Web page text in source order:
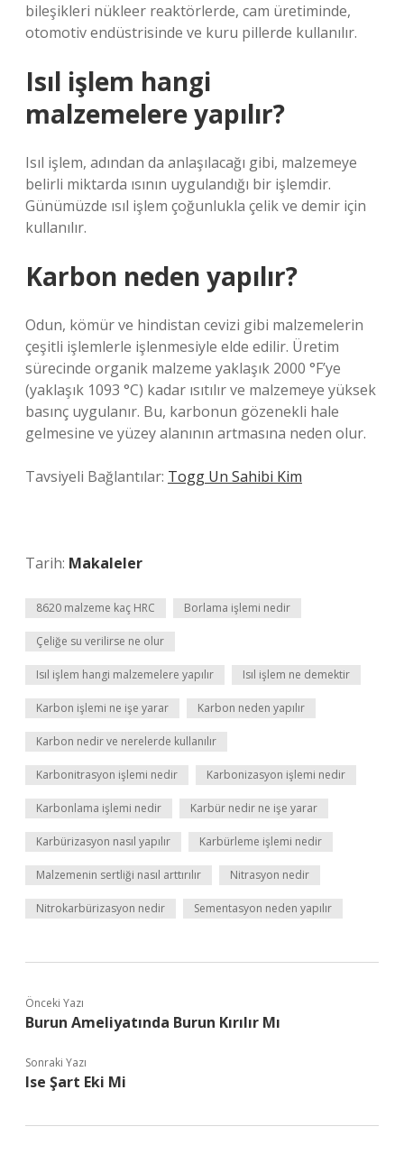
bileşikleri nükleer reaktörlerde, cam üretiminde,
otomotiv endüstrisinde ve kuru pillerde kullanılır.
Isıl işlem hangi
malzemelere yapılır?
Isıl işlem, adından da anlaşılacağı gibi, malzemeye
belirli miktarda ısının uygulandığı bir işlemdir.
Günümüzde ısıl işlem çoğunlukla çelik ve demir için
kullanılır.
Karbon neden yapılır?
Odun, kömür ve hindistan cevizi gibi malzemelerin
çeşitli işlemlerle işlenmesiyle elde edilir. Üretim
sürecinde organik malzeme yaklaşık 2000 °F’ye
(yaklaşık 1093 °C) kadar ısıtılır ve malzemeye yüksek
basınç uygulanır. Bu, karbonun gözenekli hale
gelmesine ve yüzey alanının artmasına neden olur.
Tavsiyeli Bağlantılar: Togg Un Sahibi Kim
Tarih: Makaleler
8620 malzeme kaç HRC Borlama işlemi nedir
Çeliğe su verilirse ne olur
Isıl işlem hangi malzemelere yapılır Isıl işlem ne demektir
Karbon işlemi ne işe yarar Karbon neden yapılır
Karbon nedir ve nerelerde kullanılır
Karbonitrasyon işlemi nedir Karbonizasyon işlemi nedir
Karbonlama işlemi nedir Karbür nedir ne işe yarar
Karbürizasyon nasıl yapılır Karbürleme işlemi nedir
Malzemenin sertliği nasıl arttırılır Nitrasyon nedir
Nitrokarbürizasyon nedir Sementasyon neden yapılır
Önceki Yazı
Burun Ameliyatında Burun Kırılır Mı
Sonraki Yazı
Ise Şart Eki Mi